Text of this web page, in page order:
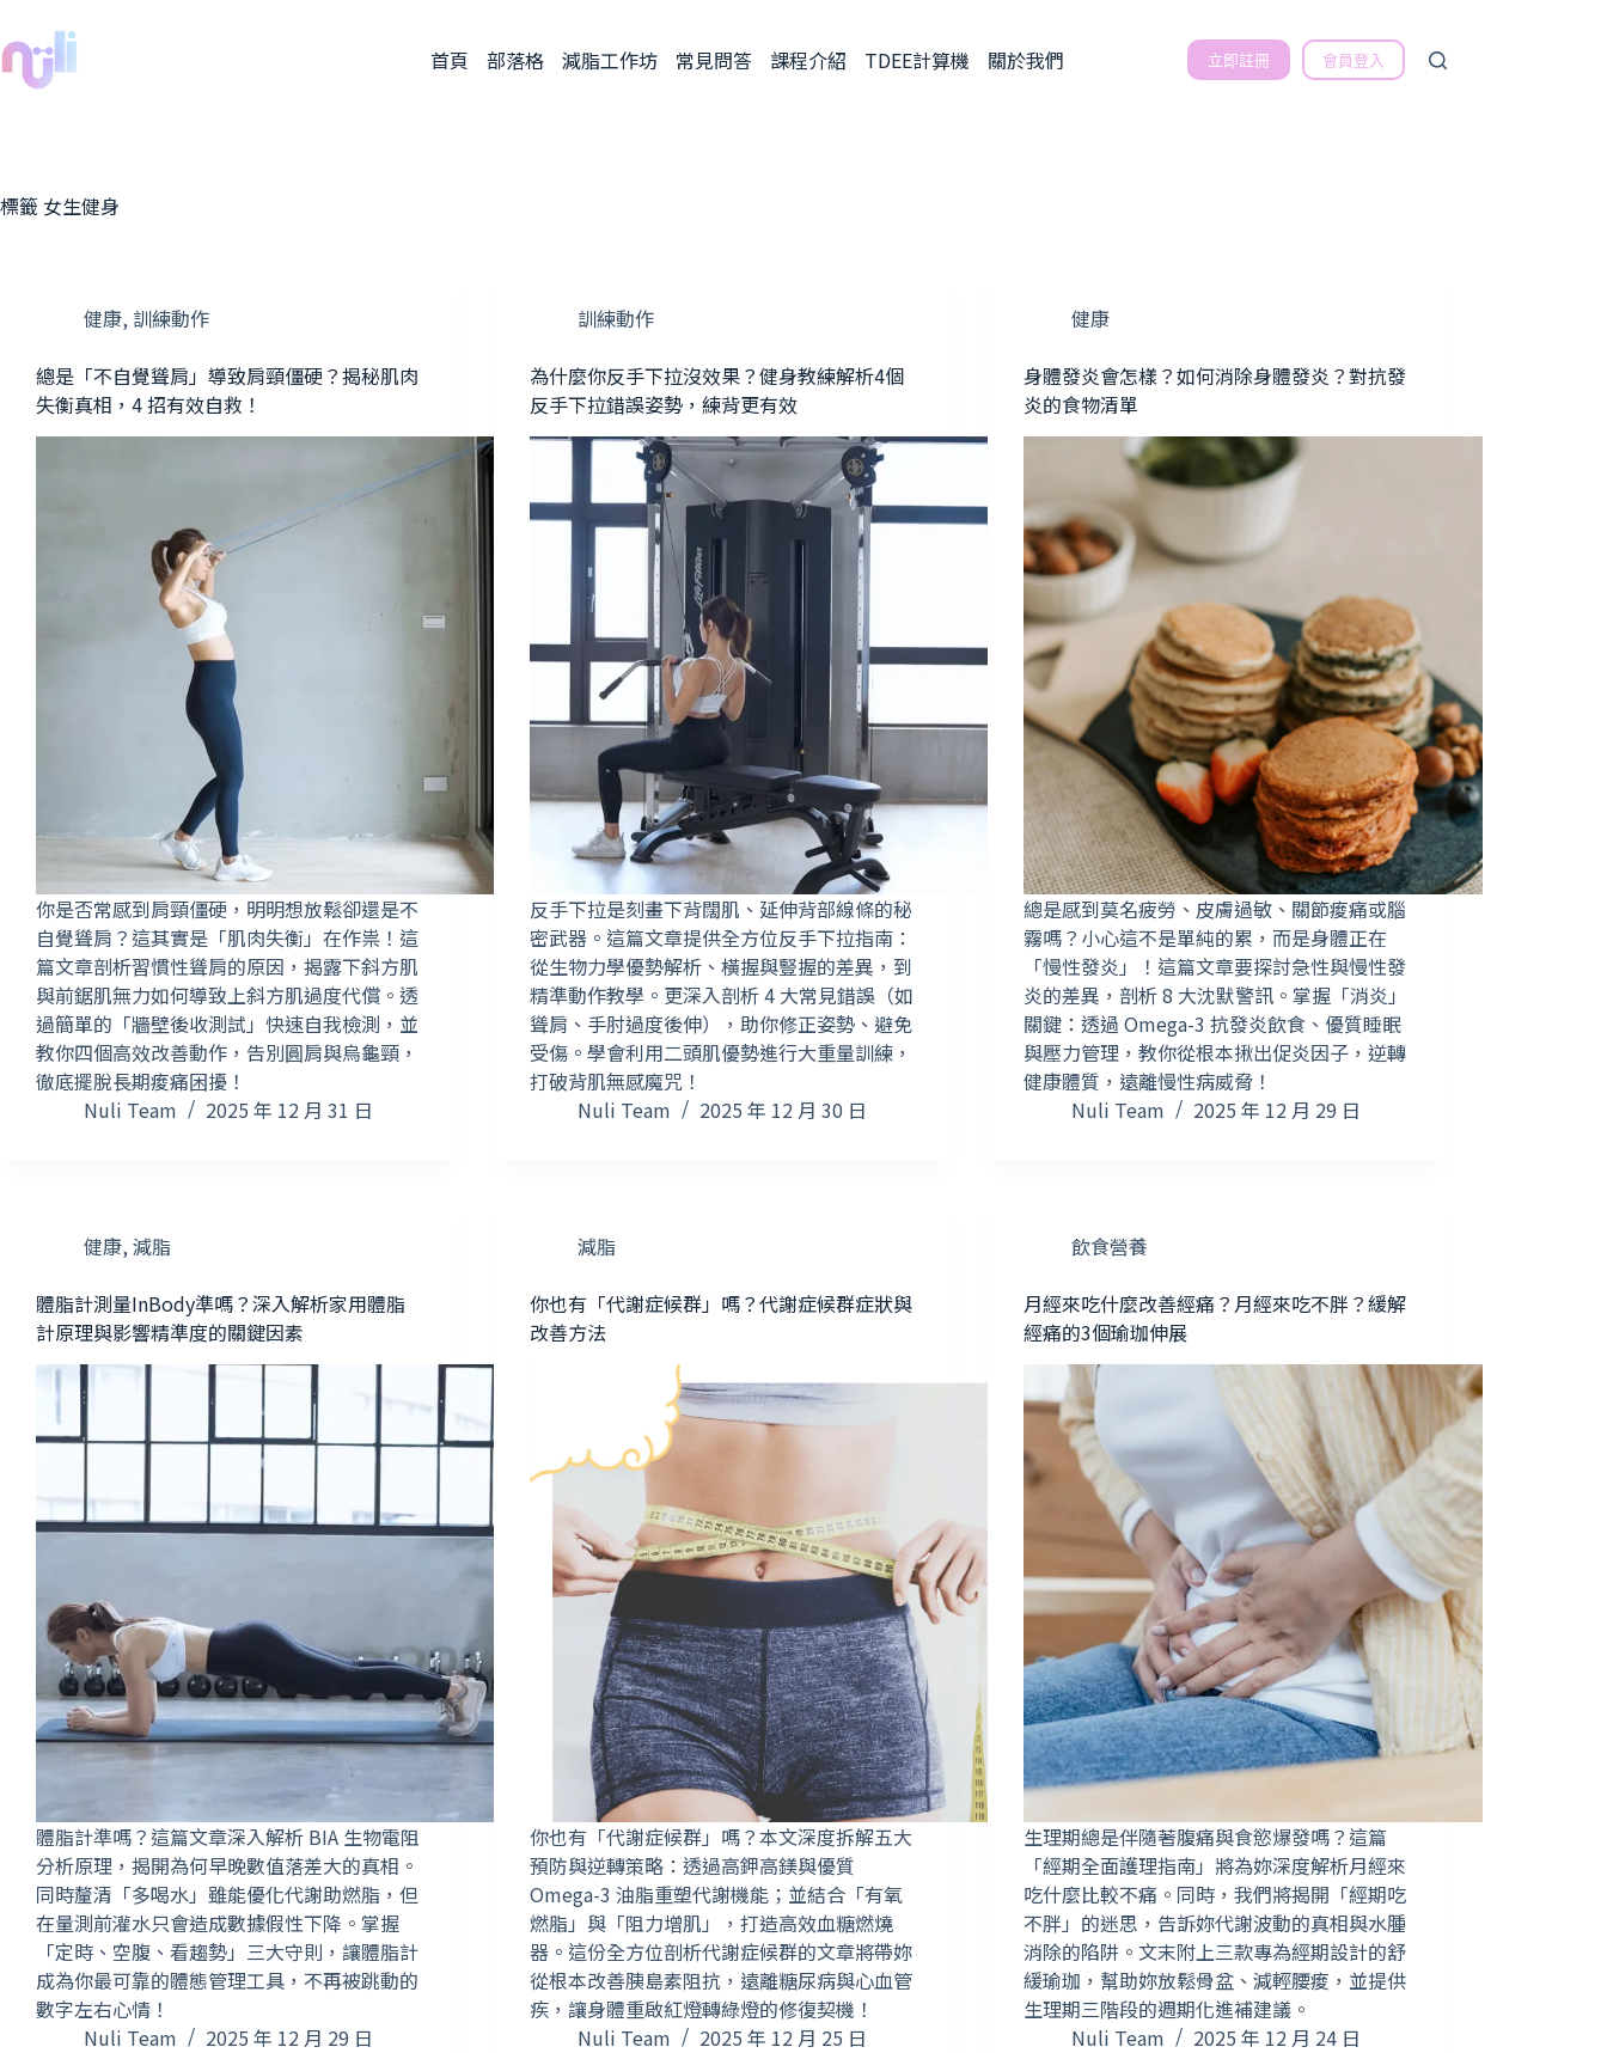
首頁 部落格 減脂工作坊 常見問答 課程介紹 TDEE計算機 關於我們 立即註冊 會員登入
標籤 女生健身
健康, 訓練動作
總是「不自覺聳肩」導致肩頸僵硬？揭秘肌肉
失衡真相，4 招有效自救！
你是否常感到肩頸僵硬，明明想放鬆卻還是不
自覺聳肩？這其實是「肌肉失衡」在作祟！這
篇文章剖析習慣性聳肩的原因，揭露下斜方肌
與前鋸肌無力如何導致上斜方肌過度代償。透
過簡單的「牆壁後收測試」快速自我檢測，並
教你四個高效改善動作，告別圓肩與烏龜頸，
徹底擺脫長期痠痛困擾！
Nuli Team
2025 年 12 月 31 日
訓練動作
為什麼你反手下拉沒效果？健身教練解析4個
反手下拉錯誤姿勢，練背更有效
反手下拉是刻畫下背闊肌、延伸背部線條的秘
密武器。這篇文章提供全方位反手下拉指南：
從生物力學優勢解析、橫握與豎握的差異，到
精準動作教學。更深入剖析 4 大常見錯誤（如
聳肩、手肘過度後伸），助你修正姿勢、避免
受傷。學會利用二頭肌優勢進行大重量訓練，
打破背肌無感魔咒！
Nuli Team
2025 年 12 月 30 日
健康
身體發炎會怎樣？如何消除身體發炎？對抗發
炎的食物清單
總是感到莫名疲勞、皮膚過敏、關節痠痛或腦
霧嗎？小心這不是單純的累，而是身體正在
「慢性發炎」！這篇文章要探討急性與慢性發
炎的差異，剖析 8 大沈默警訊。掌握「消炎」
關鍵：透過 Omega-3 抗發炎飲食、優質睡眠
與壓力管理，教你從根本揪出促炎因子，逆轉
健康體質，遠離慢性病威脅！
Nuli Team
2025 年 12 月 29 日
健康, 減脂
體脂計測量InBody準嗎？深入解析家用體脂
計原理與影響精準度的關鍵因素
體脂計準嗎？這篇文章深入解析 BIA 生物電阻
分析原理，揭開為何早晚數值落差大的真相。
同時釐清「多喝水」雖能優化代謝助燃脂，但
在量測前灌水只會造成數據假性下降。掌握
「定時、空腹、看趨勢」三大守則，讓體脂計
成為你最可靠的體態管理工具，不再被跳動的
數字左右心情！
Nuli Team
2025 年 12 月 29 日
減脂
你也有「代謝症候群」嗎？代謝症候群症狀與
改善方法
你也有「代謝症候群」嗎？本文深度拆解五大
預防與逆轉策略：透過高鉀高鎂與優質
Omega-3 油脂重塑代謝機能；並結合「有氧
燃脂」與「阻力增肌」，打造高效血糖燃燒
器。這份全方位剖析代謝症候群的文章將帶妳
從根本改善胰島素阻抗，遠離糖尿病與心血管
疾，讓身體重啟紅燈轉綠燈的修復契機！
Nuli Team
2025 年 12 月 25 日
飲食營養
月經來吃什麼改善經痛？月經來吃不胖？緩解
經痛的3個瑜珈伸展
生理期總是伴隨著腹痛與食慾爆發嗎？這篇
「經期全面護理指南」將為妳深度解析月經來
吃什麼比較不痛。同時，我們將揭開「經期吃
不胖」的迷思，告訴妳代謝波動的真相與水腫
消除的陷阱。文末附上三款專為經期設計的舒
緩瑜珈，幫助妳放鬆骨盆、減輕腰痠，並提供
生理期三階段的週期化進補建議。
Nuli Team
2025 年 12 月 24 日